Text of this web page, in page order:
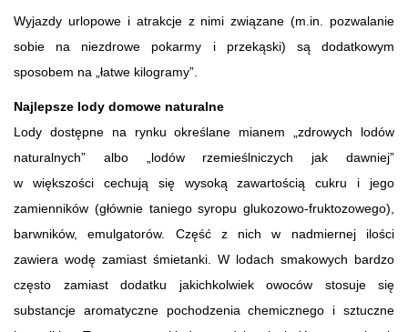
Wyjazdy urlopowe i atrakcje z nimi związane (m.in. pozwalanie
sobie na niezdrowe pokarmy i przekąski) są dodatkowym
sposobem na „łatwe kilogramy”.
Najlepsze lody domowe naturalne
Lody dostępne na rynku określane mianem „zdrowych lodów
naturalnych” albo „lodów rzemieślniczych jak dawniej”
w większości cechują się wysoką zawartością cukru i jego
zamienników (głównie taniego syropu glukozowo-fruktozowego),
barwników, emulgatorów. Część z nich w nadmiernej ilości
zawiera wodę zamiast śmietanki. W lodach smakowych bardzo
często zamiast dodatku jakichkolwiek owoców stosuje się
substancje aromatyczne pochodzenia chemicznego i sztuczne